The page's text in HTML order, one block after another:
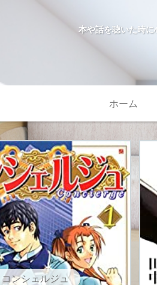
本や話を聴いた時
ホーム
コンシェルジュ